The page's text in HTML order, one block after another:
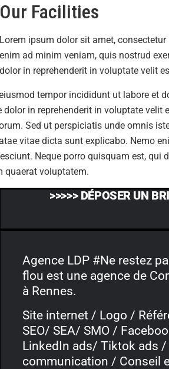
Our Facilities
Lorem ipsum dolor sit amet,
enim ad minim veniam, quis nostrud
dolor in reprehenderit in voluptate velit
tempor incididunt ut labore
in reprehenderit in voluptate
Sed ut perspiciatis unde omnis
vitae dicta sunt explicabo. Nemo
Neque porro quisquam est,
quaerat voluptatem.
>>>>> DÉPOSER UN
Agence LDP #Ne restez
flou est une agence de
à Rennes.
Site internet / Logo /
SEO/ SEA/ SMO /
LinkedIn ads/ Tiktok ads /
communication / Conseil